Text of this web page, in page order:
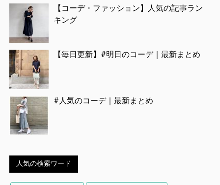
【コーデ・ファッション】人気の記事ラン
キング
【毎日更新】#明日のコーデ｜最新まとめ
#人気のコーデ｜最新まとめ
人気の検索ワード